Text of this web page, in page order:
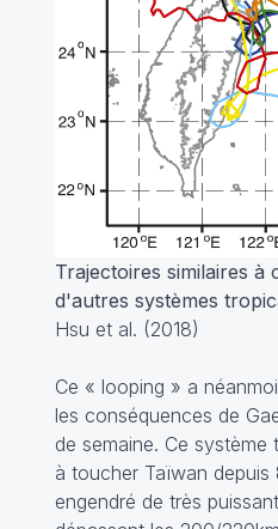
Trajectoires similaires à
d'autres systèmes
Hsu et al. (2018)
Ce « looping » a
les conséquences de
de semaine. Ce système
à toucher Taïwan
engendré de très